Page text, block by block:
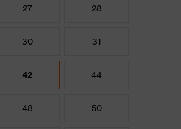
27 28
30 31
42 44
48 50